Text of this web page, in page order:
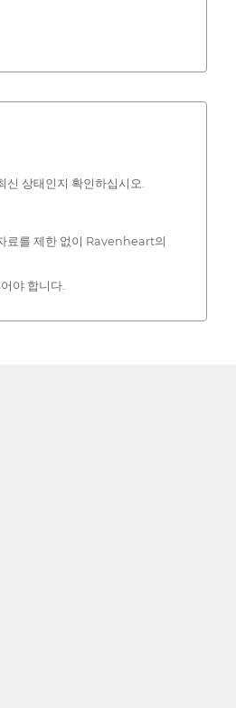
상태인지 확인하십시오.
료를 제한 없이 Ravenheart의
야 합니다.